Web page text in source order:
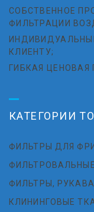
СОБСТВЕННОЕ
ФИЛЬТРАЦИИ
КЛИЕНТУ;
ГИБКАЯ ЦЕНОВАЯ
КАТЕГОРИИ
ФИЛЬТРЫ ДЛЯ
ФИЛЬТРЫ, РУКАВА
КЛИНИНГОВЫЕ